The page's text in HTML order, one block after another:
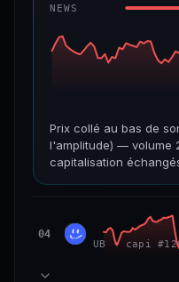
CONFIANCE
NEWS
Prix collé au bas de
l'amplitude) — volume
capitalisation
VAR. 7 J
04 UB Unibase
UB · capi